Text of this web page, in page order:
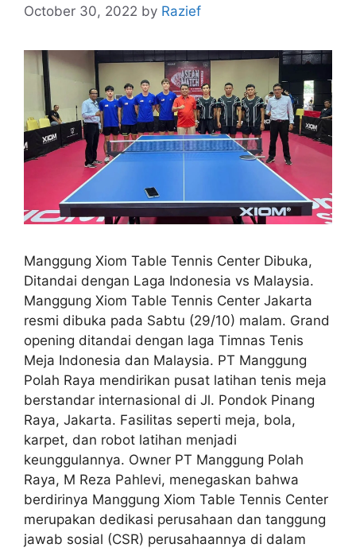
October 30, 2022 by Razief
Manggung Xiom Table Tennis Center Dibuka,
Ditandai dengan Laga Indonesia vs Malaysia.
Manggung Xiom Table Tennis Center Jakarta
resmi dibuka pada Sabtu (29/10) malam. Grand
opening ditandai dengan laga Timnas Tenis
Meja Indonesia dan Malaysia. PT Manggung
Polah Raya mendirikan pusat latihan tenis meja
berstandar internasional di Jl. Pondok Pinang
Raya, Jakarta. Fasilitas seperti meja, bola,
karpet, dan robot latihan menjadi
keunggulannya. Owner PT Manggung Polah
Raya, M Reza Pahlevi, menegaskan bahwa
berdirinya Manggung Xiom Table Tennis Center
merupakan dedikasi perusahaan dan tanggung
jawab sosial (CSR) perusahaannya di dalam